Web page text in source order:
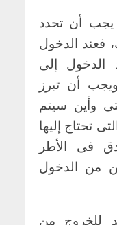
أن تحدد
فعند الدخول
إلى
أن تبرز
وأين سيتم
تحتاج إليها
فى الأطر
من الدخول
للخروج من